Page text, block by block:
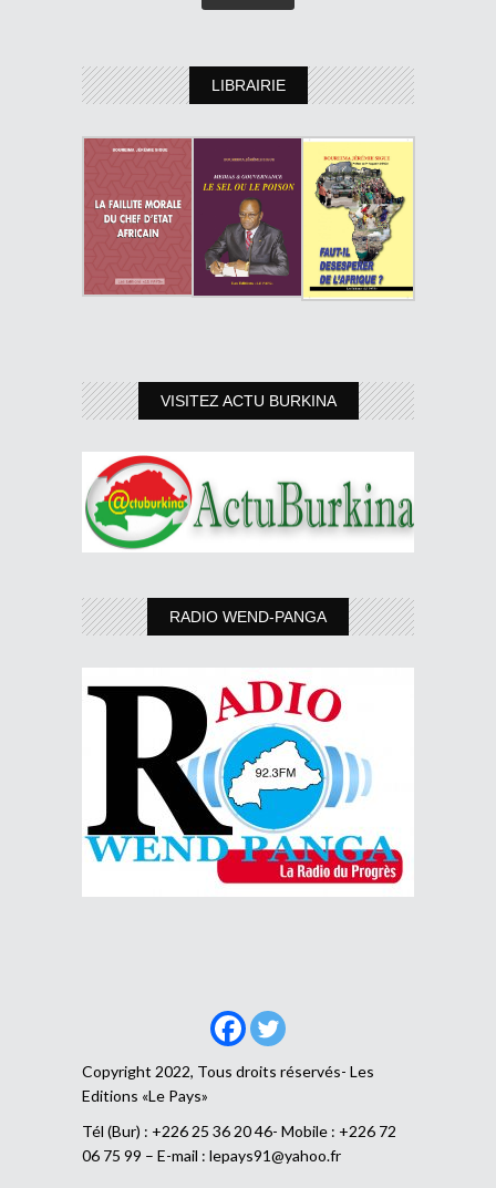
LIBRAIRIE
VISITEZ ACTU BURKINA
RADIO WEND-PANGA
Copyright 2022, Tous droits réservés- Les
Editions «Le Pays»
Tél (Bur) : +226 25 36 20 46- Mobile : +226 72
06 75 99 – E-mail : lepays91@yahoo.fr